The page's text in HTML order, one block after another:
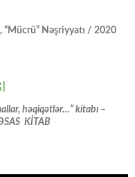
“Mücrü” Nəşriyyatı / 2020
həqiqətlər…” kitabı –
KİTAB